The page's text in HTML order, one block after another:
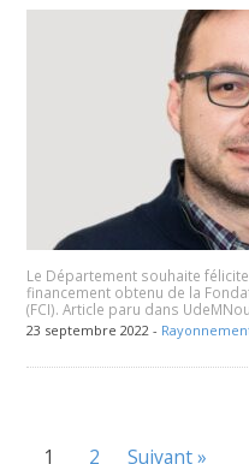
Le Département souhaite
financement obtenu de la
(FCI). Article paru dans
23 septembre 2022 -
1 2 Suivant »